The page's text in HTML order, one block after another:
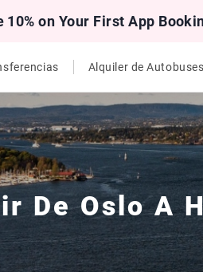
10% on Your First App
Alquiler de Autobuses
De Oslo A